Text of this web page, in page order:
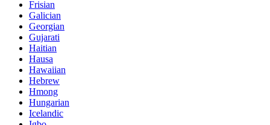
Frisian
Galician
Georgian
Gujarati
Haitian
Hausa
Hawaiian
Hebrew
Hmong
Hungarian
Icelandic